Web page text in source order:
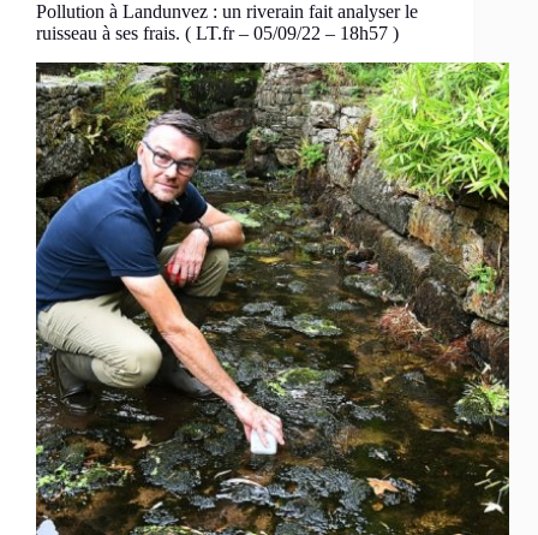
Pollution à Landunvez : un riverain fait analyser le
ruisseau à ses frais. ( LT.fr – 05/09/22 – 18h57 )